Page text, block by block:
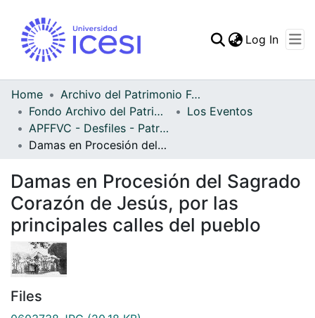
Statistics
Log In
Home
Archivo del Patrimonio Fotográfico y Fílmico del Valle del Cauca
Fondo Archivo del Patrimonio Fotográfico y Fílmico del Valle del Cauca
Los Eventos
APFFVC - Desfiles - Patrimonial
Damas en Procesión del Sagrado Corazón de Jesús, por las principales calles del pueblo
Damas en Procesión del Sagrado
Corazón de Jesús, por las
principales calles del pueblo
Files